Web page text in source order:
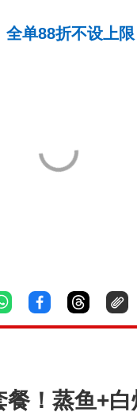
单88折不设上
！蒸鱼+